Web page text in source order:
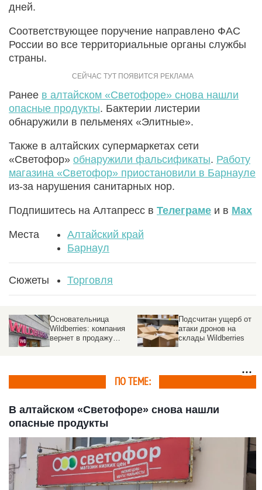
дней.
Соответствующее поручение направлено ФАС
России во все территориальные органы службы
страны.
Ранее в алтайском «Светофоре» снова нашли
опасные продукты. Бактерии листерии
обнаружили в пельменях «Элитные».
Также в алтайских супермаркетах сети
«Светофор» обнаружили фальсификаты. Работу
магазина «Светофор» приостановили в Барнауле
из-за нарушения санитарных нор.
Подпишитесь на Алтапресс в Телеграме и в Max
Места
Алтайский край
Барнаул
Сюжеты Торговля
Основательница
Wildberries: компания
вернет в продажу
Подсчитан ущерб от
атаки дронов на
склады Wildberries
ПО ТЕМЕ:
В алтайском «Светофоре» снова нашли
опасные продукты